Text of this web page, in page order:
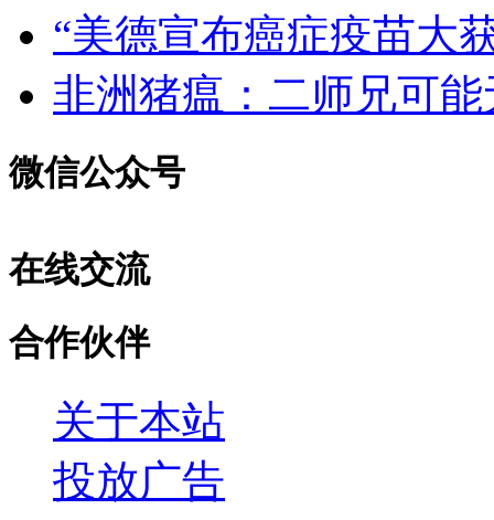
“美德宣布癌症疫苗大
非洲猪瘟：二师兄可
微信公众号
在线交流
合作伙伴
关于本站
投放广告